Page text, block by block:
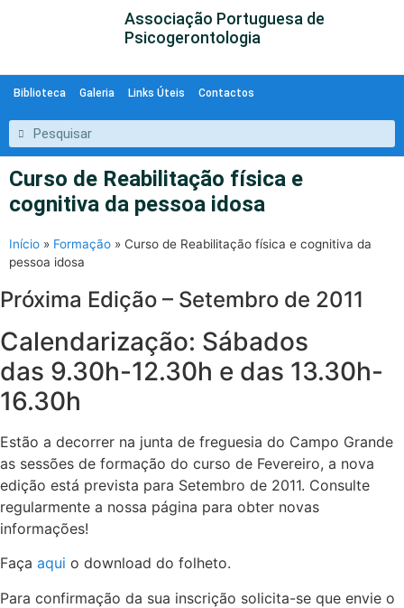
Associação Portuguesa de
Psicogerontologia
Biblioteca Galeria Links Úteis Contactos
Curso de Reabilitação física e
cognitiva da pessoa idosa
Início » Formação » Curso de Reabilitação física e cognitiva da
pessoa idosa
Próxima Edição – Setembro de 2011
Calendarização:
das 9.30h-12.30h e das 13.30h-
16.30h
Estão a decorrer na junta de freguesia do Campo Grande
as sessões de formação do curso de Fevereiro, a nova
edição está prevista para Setembro de 2011. Consulte
regularmente a nossa página para obter novas
informações!
Faça aqui o download do folheto.
Para confirmação da sua inscrição solicita-se que envie o